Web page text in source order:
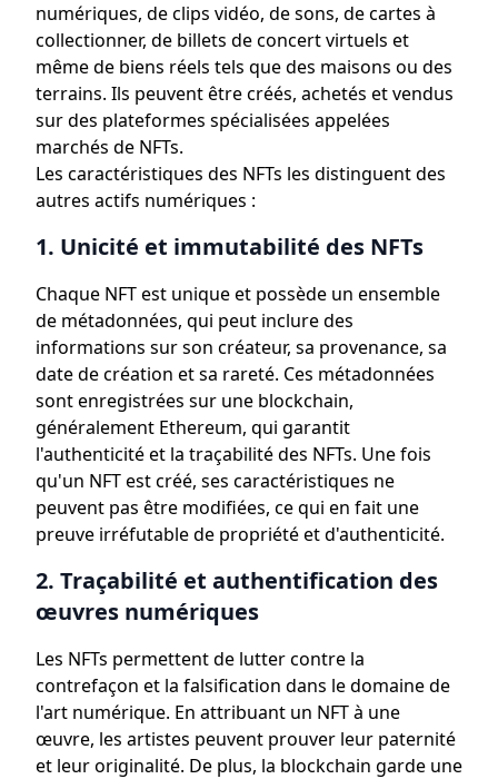
numériques, de clips vidéo, de sons, de cartes à
collectionner, de billets de concert virtuels et
même de biens réels tels que des maisons ou des
terrains. Ils peuvent être créés, achetés et vendus
sur des plateformes spécialisées appelées
marchés de NFTs.
Les caractéristiques des NFTs les distinguent des
autres actifs numériques :
1. Unicité et immutabilité des NFTs
Chaque NFT est unique et possède un ensemble
de métadonnées, qui peut inclure des
informations sur son créateur, sa provenance, sa
date de création et sa rareté. Ces métadonnées
sont enregistrées sur une blockchain,
généralement Ethereum, qui garantit
l'authenticité et la traçabilité des NFTs. Une fois
qu'un NFT est créé, ses caractéristiques ne
peuvent pas être modifiées, ce qui en fait une
preuve irréfutable de propriété et d'authenticité.
2. Traçabilité et authentification des
œuvres numériques
Les NFTs permettent de lutter contre la
contrefaçon et la falsification dans le domaine de
l'art numérique. En attribuant un NFT à une
œuvre, les artistes peuvent prouver leur paternité
et leur originalité. De plus, la blockchain garde une